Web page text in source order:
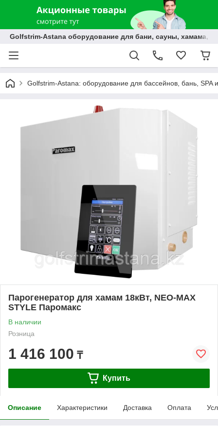
Golfstrim-Astana оборудование для бани, сауны, хамама,
Golfstrim-Astana: оборудование для бассейнов, бань, SPA
Парогенератор для хамам 18кВт, NEO-MAX
STYLE Паромакс
В наличии
Розница
1 416 100 ₸
Купить
Описание Характеристики Доставка Оплата